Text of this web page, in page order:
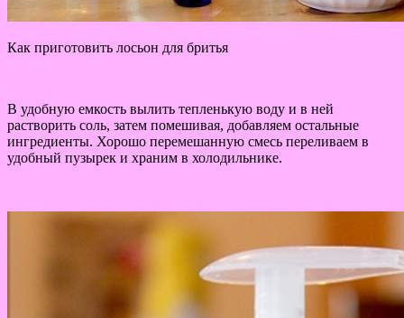
Как приготовить лосьон для бритья
В удобную емкость вылить тепленькую воду и в ней
растворить соль, затем помешивая, добавляем остальные
ингредиенты. Хорошо перемешанную смесь переливаем в
удобный пузырек и храним в холодильнике.